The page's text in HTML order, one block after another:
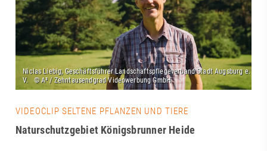
VIDEOCLIP SELTENE PFLANZEN UND TIERE
Naturschutzgebiet Königsbrunner Heide